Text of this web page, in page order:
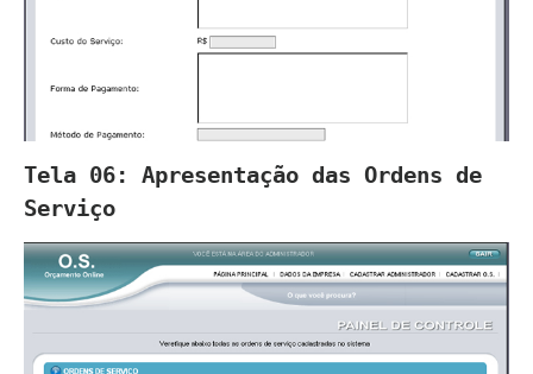
Tela 06: Apresentação das Ordens de
Serviço